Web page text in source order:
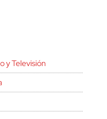
y Televisión